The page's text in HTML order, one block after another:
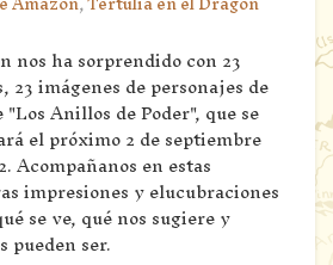
nos ha sorprendido con 23
23 imágenes de personajes de
Anillos de Poder", que se
el próximo 2 de septiembre
Acompañanos en estas
impresiones y elucubraciones
se ve, qué nos sugiere y
pueden ser.